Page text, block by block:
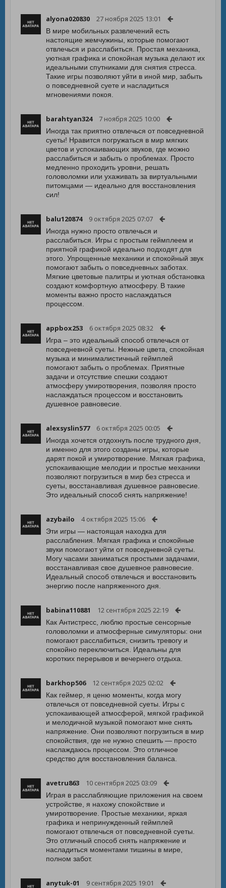
alyona020830 27 ноября 2025 13:01
В мире мобильных развлечений есть
настоящие жемчужины, которые помогают
отвлечься и расслабиться. Простая механика,
уютная графика и спокойная музыка делают их
идеальными спутниками для снятия стресса.
Такие игры позволяют уйти в иной мир, забыть
о повседневной суете и насладиться
мгновениями покоя.
barahtyan324 7 ноября 2025 10:00
Иногда так приятно отвлечься от повседневной
суеты! Нравится погружаться в мир мягких
цветов и успокаивающих звуков, где можно
расслабиться и забыть о проблемах. Просто
медленно проходить уровни, решать
головоломки или ухаживать за виртуальными
питомцами — идеально для восстановления
сил!
balu120874 9 октября 2025 07:07
Иногда нужно просто отвлечься и
расслабиться. Игры с простым геймплеем и
приятной графикой идеально подходят для
этого. Упрощенные механики и спокойный звук
помогают забыть о повседневных заботах.
Мягкие цветовые палитры и уютная обстановка
создают комфортную атмосферу. В такие
моменты важно просто наслаждаться
процессом.
appbox253 6 октября 2025 08:32
Игра – это идеальный способ отвлечься от
повседневной суеты. Нежные цвета, спокойная
музыка и минималистичный геймплей
помогают забыть о проблемах. Приятные
задачи и отсутствие спешки создают
атмосферу умиротворения, позволяя просто
наслаждаться процессом и восстановить
душевное равновесие.
alexsyslin577 6 октября 2025 00:05
Иногда хочется отдохнуть после трудного дня,
и именно для этого созданы игры, которые
дарят покой и умиротворение. Мягкая графика,
успокаивающие мелодии и простые механики
позволяют погрузиться в мир без стресса и
суеты, восстанавливая душевное равновесие.
Это идеальный способ снять напряжение!
azybailo 4 октября 2025 15:06
Эти игры — настоящая находка для
расслабления. Мягкая графика и спокойные
звуки помогают уйти от повседневной суеты.
Могу часами заниматься простыми задачами,
восстанавливая свое душевное равновесие.
Идеальный способ отвлечься и восстановить
энергию после напряженного дня.
babina110881 12 сентября 2025 22:19
Как Антистресс, люблю простые сенсорные
головоломки и атмосферные симуляторы: они
помогают расслабиться, снизить тревогу и
спокойно переключиться. Идеальны для
коротких перерывов и вечернего отдыха.
barkhop506 12 сентября 2025 02:02
Как геймер, я ценю моменты, когда могу
отвлечься от повседневной суеты. Игры с
успокаивающей атмосферой, мягкой графикой
и мелодичной музыкой помогают мне снять
напряжение. Они позволяют погрузиться в мир
спокойствия, где не нужно спешить — просто
наслаждаюсь процессом. Это отличное
средство для восстановления баланса.
avetru863 10 сентября 2025 03:09
Играя в расслабляющие приложения на своем
устройстве, я нахожу спокойствие и
умиротворение. Простые механики, яркая
графика и непринужденный геймплей
помогают отвлечься от повседневной суеты.
Это отличный способ снять напряжение и
насладиться моментами тишины в мире,
полном забот.
anytuk-01 9 сентября 2025 19:01